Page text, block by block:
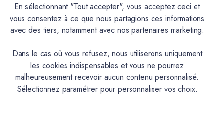
Enduit Béton Coloré - EBC -
Couleur TINO ROSSO -
5,3kg Le shoT (Poudre +
142,20€
Enduit Béton Coloré - EBC -
Couleur TINO ROSSO -
13,4kg (Poudre + Liant)
En sélectionnant "Tout accepter", vous acceptez ceci et
vous consentez à ce que nous partagions ces informations
avec des tiers, notamment avec nos partenaires marketing.
Dans le cas où vous refusez, nous utiliserons uniquement
les cookies indispensables et vous ne pourrez
malheureusement recevoir aucun contenu personnalisé.
Sélectionnez paramétrer pour personnaliser vos choix.